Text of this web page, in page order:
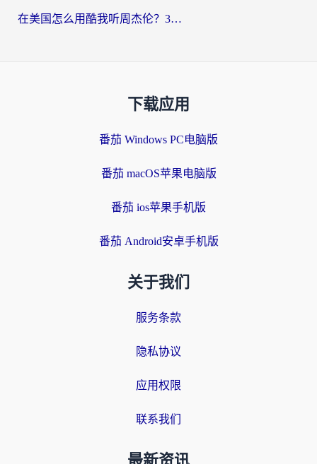
在美国怎么用酷我听周杰伦？3步搞定海外听歌难题
下载应用
番茄 Windows PC电脑版
番茄 macOS苹果电脑版
番茄 ios苹果手机版
番茄 Android安卓手机版
关于我们
服务条款
隐私协议
应用权限
联系我们
最新资讯